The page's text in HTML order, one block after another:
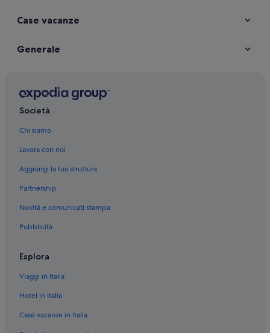
Case vacanze
Generale
Società
Chi siamo
Lavora con noi
Aggiungi la tua struttura
Partnership
Novità e comunicati stampa
Pubblicità
Esplora
Viaggi in Italia
Hotel in Italia
Case vacanze in Italia